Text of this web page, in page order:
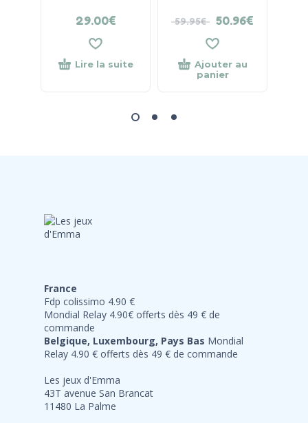
29.00€
Lire la suite
59.95€ 50.96€
Ajouter au
panier
France
Fdp colissimo 4.90 €
Mondial Relay 4.90€ offerts dès 49 € de
commande
Belgique, Luxembourg, Pays Bas Mondial
Relay 4.90 € offerts dès 49 € de commande
Les jeux d'Emma
43T avenue San Brancat
11480 La Palme